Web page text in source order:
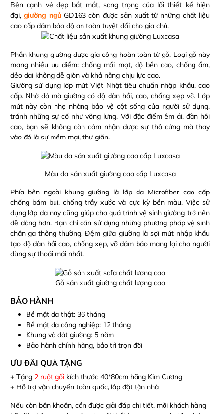
Bên cạnh vẻ đẹp bắt mắt, sang trọng của lối thiết kế hiện
đại,giường ngủ GD163 còn được sản xuất từ những chất liệu
cao cấp đảm bảo độ an toàn tuyệt đối cho gia chủ.
Phần khung giường được gia công hoàn toàn từ gỗ. Loại gỗ này
mang nhiều ưu điểm: chống mối mọt, độ bền cao, chống ẩm,
dẻo dai không dễ giòn và khả năng chịu lực cao.
Giường sử dụng lớp mút Việt Nhật tiêu chuẩn nhập khẩu, cao
cấp. Nhờ đó mà giường có độ đàn hồi, cao, chống xẹp vỡ. Lớp
mút này còn nhẹ nhàng bảo vệ cột sống của người sử dụng,
tránh những sự cố như võng lưng. Với đặc điểm êm ái, đàn hồi
cao, bạn sẽ không còn cảm nhận được sự thô cứng mà thay
vào đó là sự mềm mại, thư giãn.
Màu da sản xuất giường cao cấp Luxcasa
Phía bên ngoài khung giường là lớp da Microfiber cao cấp
chống bám bụi, chống trầy xước và cực kỳ bền màu. Việc sử
dụng lớp da này cũng giúp cho quá trình vệ sinh giường trở nên
dễ dàng hơn. Bạn chỉ cần sử dụng những phương pháp vệ sinh
chăn ga thông thường. Đệm giữa giường là sợi mút nhập khẩu
tạo độ đàn hồi cao, chống xẹp, vỡ đảm bảo mang lại cho người
dùng sự thoải mái nhất.
Gỗ sản xuất giường chất lượng cao
BẢO HÀNH
Bề mặt da thật: 36 tháng
Bề mặt da công nghiệp: 12 tháng
Khung và dát giường: 5 năm
Bảo hành chính hãng, bảo trì trọn đời
ƯU ĐÃI QUÀ TẶNG
+ Tặng 2 ruột gối kích thước 40*80cm hãng Kim Cương
+ Hỗ trợ vận chuyển toàn quốc, lắp đặt tận nhà
Nếu còn băn khoăn, cần được giải đáp chi tiết, mời khách hàng